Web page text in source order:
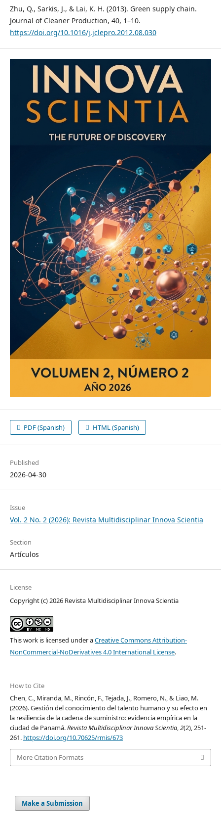
Zhu, Q., Sarkis, J., & Lai, K. H. (2013). Green supply chain.
Journal of Cleaner Production, 40, 1–10.
https://doi.org/10.1016/j.jclepro.2012.08.030
PDF (Spanish) HTML (Spanish)
Published
2026-04-30
Issue
Vol. 2 No. 2 (2026): Revista Multidisciplinar Innova Scientia
Section
Artículos
License
Copyright (c) 2026 Revista Multidisciplinar Innova Scientia
This work is licensed under aCreative Commons Attribution-
NonCommercial-NoDerivatives 4.0 International License.
How to Cite
Chen, C., Miranda, M., Rincón, F., Tejada, J., Romero, N., & Liao, M.
(2026). Gestión del conocimiento del talento humano y su efecto en
la resiliencia de la cadena de suministro: evidencia empírica en la
ciudad de Panamá.Revista Multidisciplinar Innova Scientia,2(2), 251-
261. https://doi.org/10.70625/rmis/673
More Citation Formats
Make a Submission